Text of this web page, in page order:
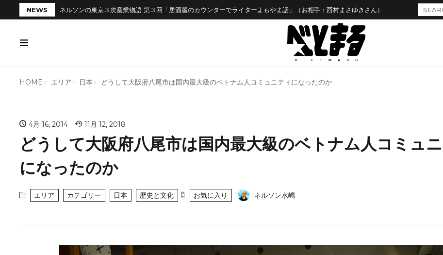
NEWS ネルソンの東京３次産業物語 第３回「居酒屋のカウンターでライターよもやま話」（お相手：西村まさゆきさん）
HOME エリア 日本 どうして大阪府八尾市は国内最大級のベトナム人コミュニティになったのか
4月 16, 2014 11月 12, 2018
どうして大阪府八尾市は国内最大級のベトナム人コミュ
になったのか
エリア カテゴリー 日本 歴史と文化 お気に入り ネルソン水嶋